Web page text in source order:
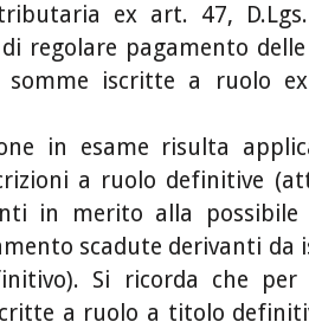
ex art. 47,
regolare pagamento
somme iscritte a ruolo
in esame risulta
a ruolo definitive
in merito alla possibile
scadute derivanti da
Si ricorda che per
a ruolo a titolo